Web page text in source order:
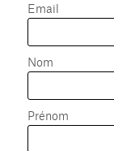
Email
Nom
Prénom